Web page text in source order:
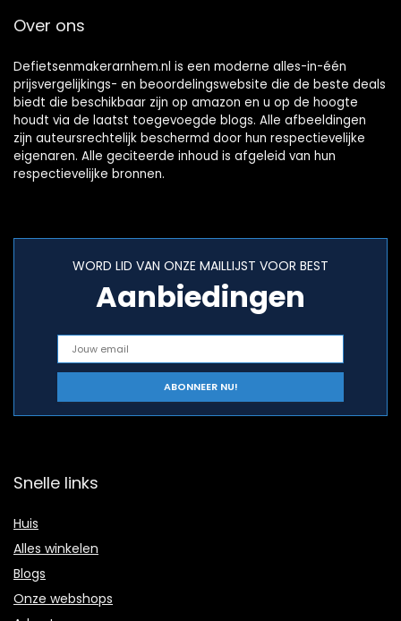
Over ons
Defietsenmakerarnhem.nl is een moderne alles-in-één
prijsvergelijkings- en beoordelingswebsite die de beste deals
biedt die beschikbaar zijn op amazon en u op de hoogte
houdt via de laatst toegevoegde blogs. Alle afbeeldingen
zijn auteursrechtelijk beschermd door hun respectievelijke
eigenaren. Alle geciteerde inhoud is afgeleid van hun
respectievelijke bronnen.
WORD LID VAN ONZE MAILLIJST VOOR BEST
Aanbiedingen
Snelle links
Huis
Alles winkelen
Blogs
Onze webshops